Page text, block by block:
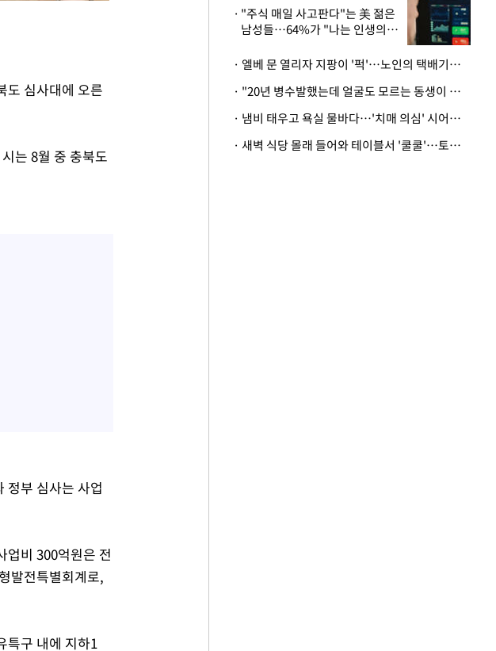
도 심사대에 오른
는 8월 중 충북도
정부 심사는 사업
업비 300억원은 전
발전특별회계로,
특구 내에 지하1
"주식 매일 사고판다"는 美 젊은
남성들…64%가 "나는 인생의
· 엘베 문 열리자 지팡이 '퍽'…노인의 택배기사 폭행 이유
· "20년 병수발했는데 얼굴도 모르는 동생이 유산 절반을"…배다른 형제 상속권 있을까
· 냄비 태우고 욕실 물바다…'치매 의심' 시어머니 검사 권유했다가 '날벼락'
· 새벽 식당 몰래 들어와 테이블서 '쿨쿨'…토사물 남기고 사라진 남성